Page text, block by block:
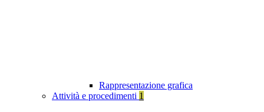
Rappresentazione grafica
Attività e procedimenti 1